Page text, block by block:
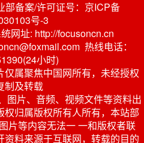
部备案/许可证号：京ICP备
号-3
网址: http://focusoncn.cn
热线电话：
小时)
属聚焦中国网所有，未经授权
制及转载
图片、音频、视频文件等资料出
归属版权所有人所有，本站部
片等内容无法一 一和版权者联
料来源于互联网，转载的目的